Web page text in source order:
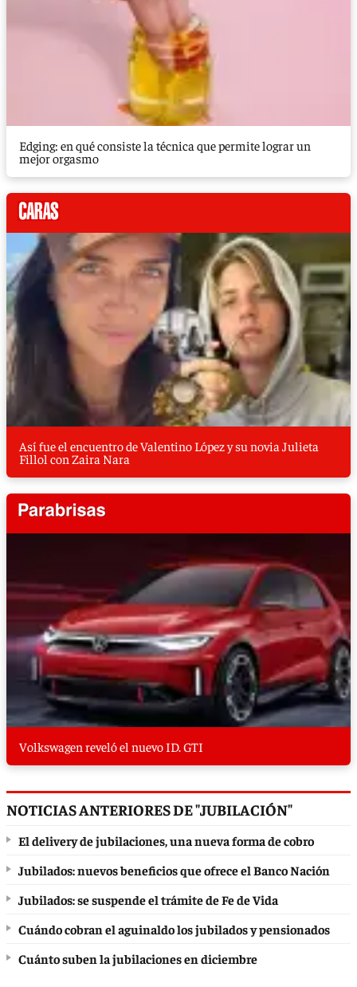
Edging: en qué consiste la técnica que permite lograr un
mejor orgasmo
Así fue el encuentro de Valentino López y su novia Julieta
Fillol con Zaira Nara
Volkswagen reveló el nuevo ID. GTI
NOTICIAS ANTERIORES DE "JUBILACIÓN"
El delivery de jubilaciones, una nueva forma de cobro
Jubilados: nuevos beneficios que ofrece el Banco Nación
Jubilados: se suspende el trámite de Fe de Vida
Cuándo cobran el aguinaldo los jubilados y pensionados
Cuánto suben la jubilaciones en diciembre